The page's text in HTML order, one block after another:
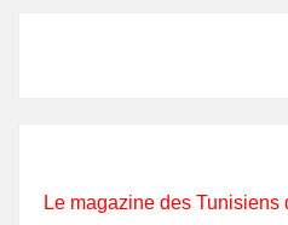
Le magazine des Tunisiens